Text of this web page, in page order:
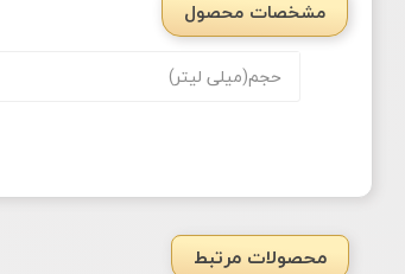
مشخصات محصول
حجم(میلی لیتر)
محصولات مرتبط